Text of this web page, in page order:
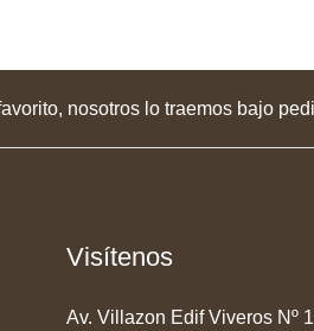
nosotros lo traemos bajo
Visítenos
Av. Villazon Edif Viveros Nº